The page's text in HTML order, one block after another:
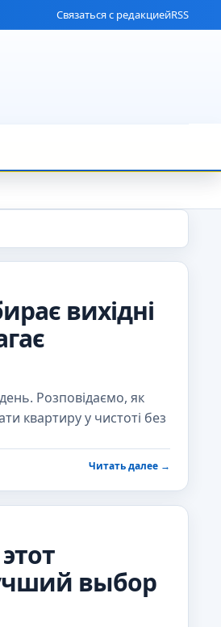
Связаться с редакциейRSS
вихідні
Розповідаємо, як
квартиру у чистоті без
Читать далее →
выбор